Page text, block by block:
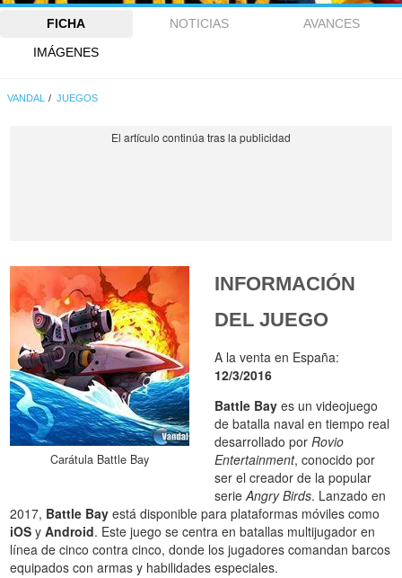
FICHA NOTICIAS
AVANCES
IMÁGENES
VANDAL JUEGOS
Carátula Battle Bay
INFORMACIÓN
DEL JUEGO
A la venta en España:
12/3/2016
Battle Bay es un videojuego
de batalla naval en tiempo real
desarrollado porRovio
Entertainment, conocido por
ser el creador de la popular
serieAngry Birds. Lanzado en
2017, Battle Bay está disponible para plataformas móviles como
iOS yAndroid. Este juego se centra en batallas multijugador en
línea de cinco contra cinco, donde los jugadores comandan barcos
equipados con armas y habilidades especiales.